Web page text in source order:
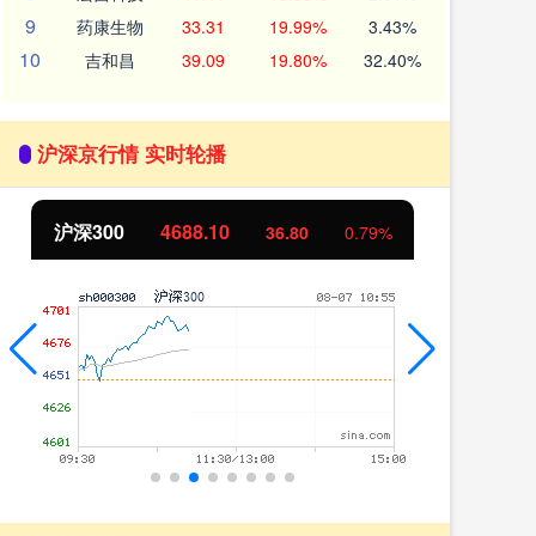
9 药康生物 33.31 19.99% 3.43%
10 吉和昌 39.09 19.80% 32.40%
沪深京行情 实时轮播
北证50 1123.08 0.20 0.02%